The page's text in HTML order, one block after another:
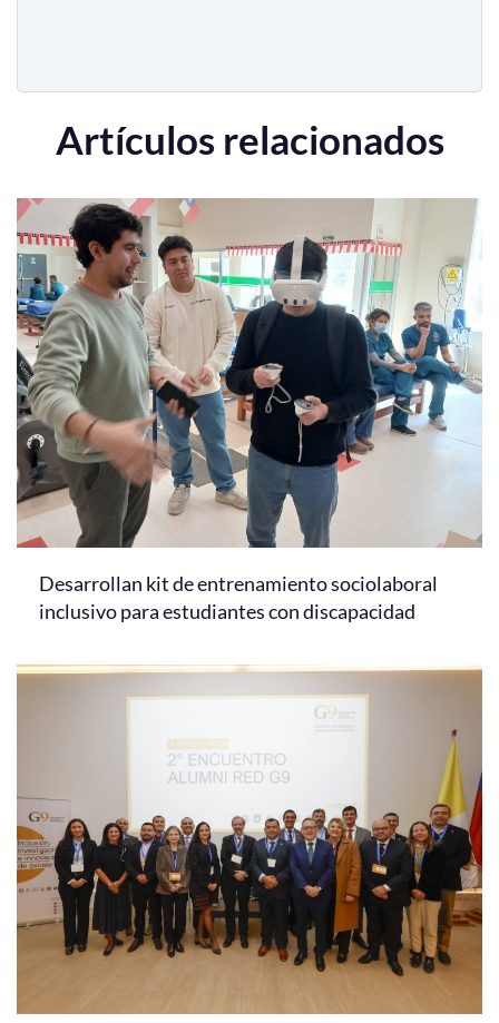
Artículos relacionados
Desarrollan kit de entrenamiento sociolaboral
inclusivo para estudiantes con discapacidad